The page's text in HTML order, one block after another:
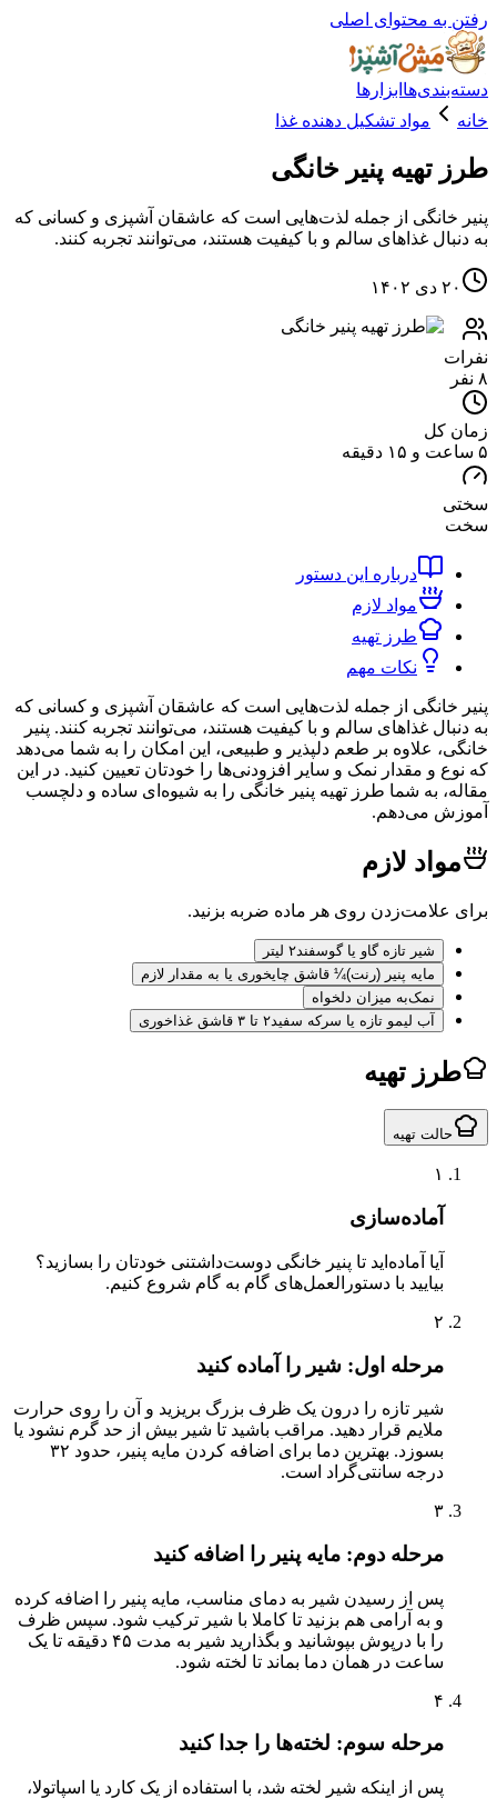
محتوای اصلی
ابزارها
مواد تشکیل دهنده غذا
پنیر خانگی
از جمله لذت‌هایی است که عاشقان آشپزی و کسانی که
غذاهای سالم و با کیفیت هستند، می‌توانند تجربه کنند.
درباره این دستور
مواد لازم
طرز تهیه
نکات مهم
از جمله لذت‌هایی است که عاشقان آشپزی و کسانی که
غذاهای سالم و با کیفیت هستند، می‌توانند تجربه کنند. پنیر
علاوه بر طعم دلپذیر و طبیعی، این امکان را به شما می‌دهد
و مقدار نمک و سایر افزودنی‌ها را خودتان تعیین کنید. در این
به شما طرز تهیه پنیر خانگی را به شیوه‌ای ساده و دلچسب
می‌دهم.
لازم
روی هر ماده ضربه بزنید.
شیر تازه گاو یا گوسفند۲ لیتر
مایه پنیر (رنت)¼ قاشق چایخوری یا به مقدار لازم
به میزان دلخواه
آب لیمو تازه یا سرکه سفید ۲ تا ۳ قاشق غذاخوری
تهیه
تهیه
آماده‌سازی
آیا آماده‌اید تا پنیر خانگی دوست‌داشتنی خودتان را بسازید؟
بیایید با دستورالعمل‌های گام به گام شروع کنیم.
مرحله اول: شیر را آماده کنید
شیر تازه را درون یک ظرف بزرگ بریزید و آن را روی حرارت
ملایم قرار دهید. مراقب باشید تا شیر بیش از حد گرم نشود یا
بسوزد. بهترین دما برای اضافه کردن مایه پنیر، حدود ۳۲
درجه سانتی‌گراد است.
مرحله دوم: مایه پنیر را اضافه کنید
پس از رسیدن شیر به دمای مناسب، مایه پنیر را اضافه کرده
و به آرامی هم بزنید تا کاملا با شیر ترکیب شود. سپس ظرف
را با درپوش بپوشانید و بگذارید شیر به مدت ۴۵ دقیقه تا یک
ساعت در همان دما بماند تا لخته شود.
مرحله سوم: لخته‌ها را جدا کنید
پس از اینکه شیر لخته شد، با استفاده از یک کارد یا اسپاتولا،